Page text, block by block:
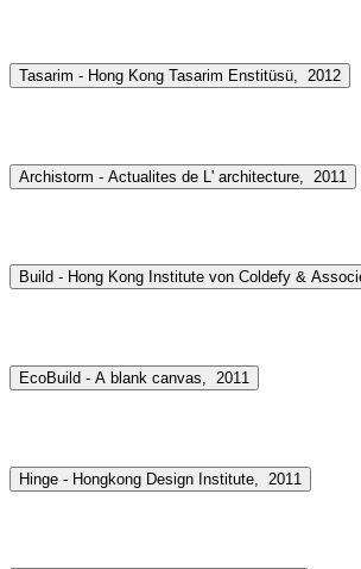
Tasarim - Hong Kong Tasarim Enstitüsü, 2012
Archistorm - Actualites de L' architecture, 2011
Build - Hong Kong Institute von Coldefy &
EcoBuild - A blank canvas, 2011
Hinge - Hongkong Design Institute, 2011